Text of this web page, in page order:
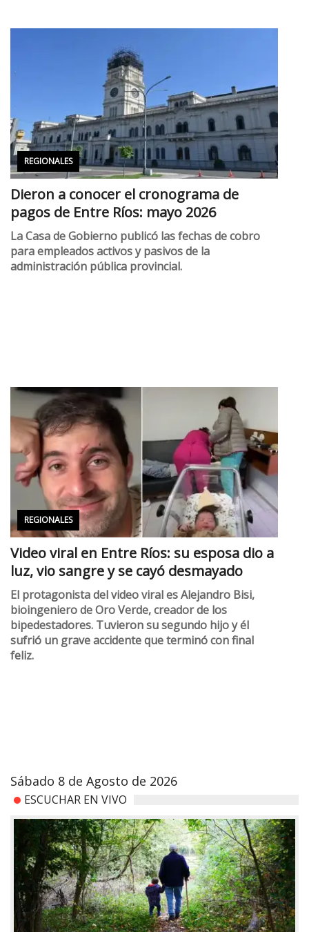
REGIONALES
Dieron a conocer el cronograma de
pagos de Entre Ríos: mayo 2026
La Casa de Gobierno publicó las fechas de cobro
para empleados activos y pasivos de la
administración pública provincial.
REGIONALES
Video viral en Entre Ríos: su esposa dio a
luz, vio sangre y se cayó desmayado
El protagonista del video viral es Alejandro Bisi,
bioingeniero de Oro Verde, creador de los
bipedestadores. Tuvieron su segundo hijo y él
sufrió un grave accidente que terminó con final
feliz.
Sábado 8 de Agosto de 2026
ESCUCHAR EN VIVO